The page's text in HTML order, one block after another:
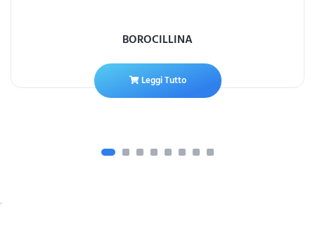
BOROCILLINA
Leggi Tutto